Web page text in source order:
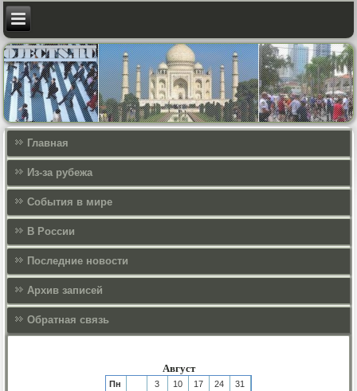
Главная
Из-за рубежа
События в мире
В России
Последние новости
Архив записей
Обратная связь
Август
Пн 3 10 17 24
31